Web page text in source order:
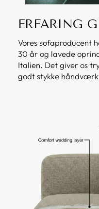
ERFARING
Vores sofaproducent
30 år og lavede
Italien. Det giver os
godt stykke